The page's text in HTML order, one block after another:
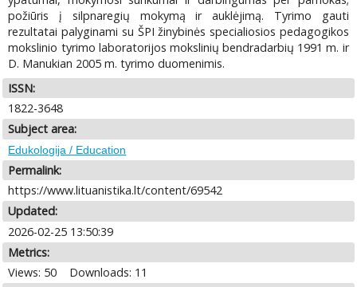
požiūris į silpnaregių mokymą ir auklėjimą. Tyrimo gauti
rezultatai palyginami su ŠPI žinybinės specialiosios pedagogikos
mokslinio tyrimo laboratorijos mokslinių bendradarbių 1991 m. ir
D. Manukian 2005 m. tyrimo duomenimis.
ISSN:
1822-3648
Subject area:
Edukologija / Education
Permalink:
https://www.lituanistika.lt/content/69542
Updated:
2026-02-25 13:50:39
Metrics:
Views: 50
Downloads: 11